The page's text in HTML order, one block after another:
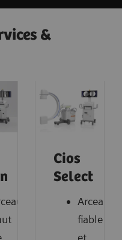
&
Cios
Select
Arceau
fiable